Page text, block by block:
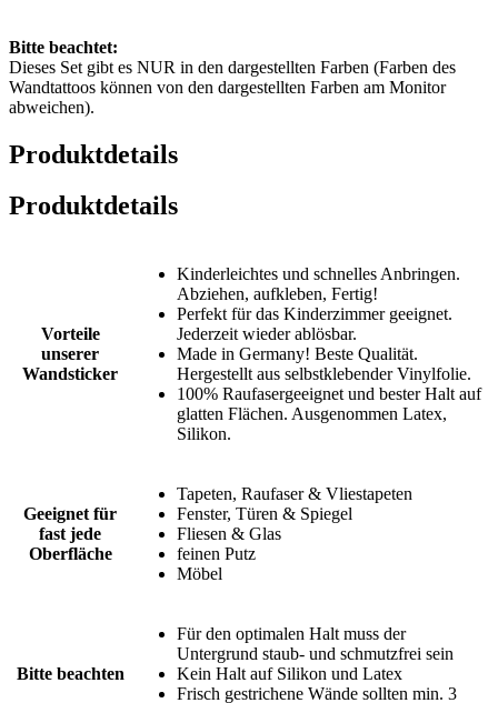
Bitte beachtet:
Dieses Set gibt es NUR in den dargestellten Farben (Farben des
Wandtattoos können von den dargestellten Farben am Monitor
abweichen).
Produktdetails
Produktdetails
Vorteile
unserer
Wandsticker
Kinderleichtes und schnelles Anbringen.
Abziehen, aufkleben, Fertig!
Perfekt für das Kinderzimmer geeignet.
Jederzeit wieder ablösbar.
Made in Germany! Beste Qualität.
Hergestellt aus selbstklebender Vinylfolie.
100% Raufasergeeignet und bester Halt auf
glatten Flächen. Ausgenommen Latex,
Silikon.
Geeignet für
fast jede
Oberfläche
Tapeten, Raufaser & Vliestapeten
Fenster, Türen & Spiegel
Fliesen & Glas
feinen Putz
Möbel
Bitte beachten
Für den optimalen Halt muss der
Untergrund staub- und schmutzfrei sein
Kein Halt auf Silikon und Latex
Frisch gestrichene Wände sollten min. 3